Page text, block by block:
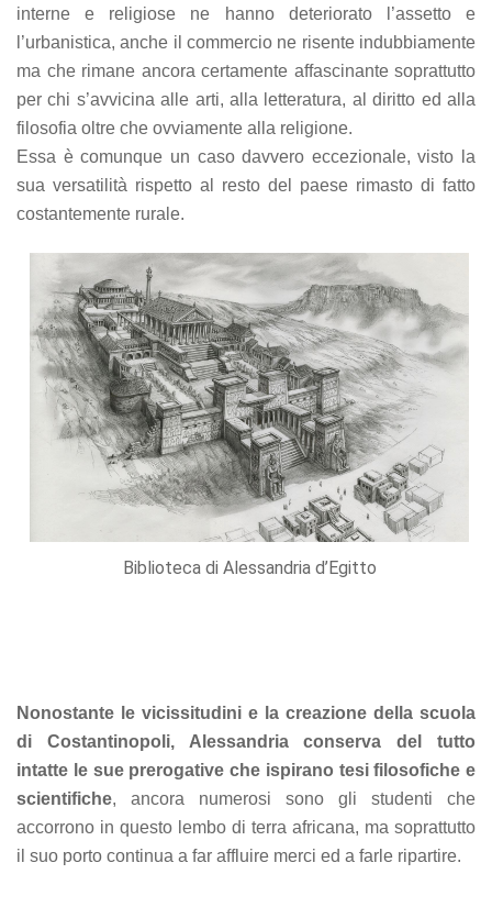
interne e religiose ne hanno deteriorato l’assetto e
l’urbanistica, anche il commercio ne risente indubbiamente
ma che rimane ancora certamente affascinante soprattutto
per chi s’avvicina alle arti, alla letteratura, al diritto ed alla
filosofia oltre che ovviamente alla religione.
Essa è comunque un caso davvero eccezionale, visto la
sua versatilità rispetto al resto del paese rimasto di fatto
costantemente rurale.
Biblioteca di Alessandria d’Egitto
Nonostante le vicissitudini e la creazione della scuola
di Costantinopoli, Alessandria conserva del tutto
intatte le sue prerogative che ispirano tesi filosofiche e
scientifiche, ancora numerosi sono gli studenti che
accorrono in questo lembo di terra africana, ma soprattutto
il suo porto continua a far affluire merci ed a farle ripartire.